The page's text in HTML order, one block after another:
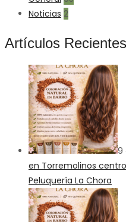
Noticias 2
Artículos Recientes
9
en Torremolinos
Peluquería La Chora